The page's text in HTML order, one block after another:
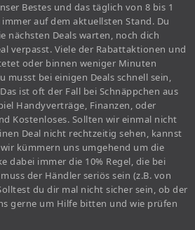
Bestes und das täglich von 8 bis 1
auf dem aktuellsten Stand. Du
nächsten Deals warten, noch dich
verpasst. Viele der Rabattaktionen und
oder binnen weniger Minuten
musst bei einigen Deals schnell sein,
ist oft der Fall bei Schnäppchen aus
Handyverträge, Finanzen, oder
Kostenloses. Sollten wir einmal nicht
Deal nicht rechtzeitig sehen, kannst
kümmern uns umgehend um die
dabei immer die 10% Regel, die bei
der Händler seriös sein (z.B. von
du dir mal nicht sicher sein, ob der
gerne um Hilfe bitten und wie prüfen